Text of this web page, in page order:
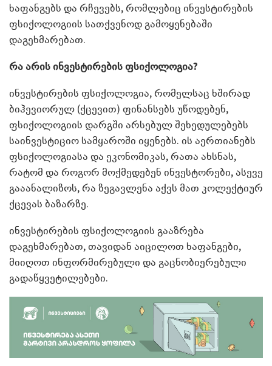
ხაფანგებს და რჩევებს, რომლებიც ინვესტირების
ფსიქოლოგიის სათქვენოდ გამოყენებაში
დაგეხმარებათ.
რა არისინვესტირებისფსიქოლოგია?
ინვესტირების ფსიქოლოგია, რომელსაც ხშირად
ბიჰევიორულ (ქცევით) ფინანსებს უწოდებენ,
ფსიქოლოგიის დარგში არსებულ შეხედულებებს
საინვესტიციო სამყაროში იყენებს. ის აერთიანებს
ფსიქოლოგიასა და ეკონომიკას, რათა ახსნას,
რატომ და როგორ მოქმედებენ ინვესტორები, ასევე
გააანალიზოს, რა ზეგავლენა აქვს მათ კოლექტიურ
ქცევას ბაზარზე.
ინვესტირების ფსიქოლოგიის გააზრება
დაგეხმარებათ, თავიდან აიცილოთ ხაფანგები,
მიიღოთ ინფორმირებული და გაცნობიერებული
გადაწყვეტილებები.